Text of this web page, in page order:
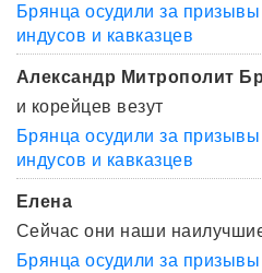
Брянца осудили за
индусов и кавказцев
Александр Митрополит
и корейцев везут
Брянца осудили за
индусов и кавказцев
Елена
Сейчас они наши
Брянца осудили за